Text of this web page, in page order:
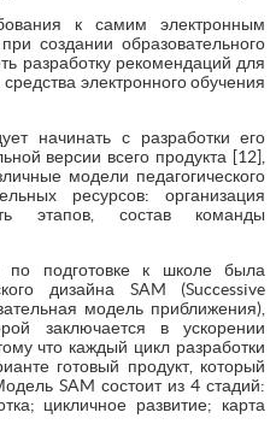
к самим электронным
создании образовательного
разработку рекомендаций для
электронного обучения
начинать с разработки его
версии всего продукта [12],
модели педагогического
ресурсов: организация
этапов, состав команды
по подготовке к школе была
дизайна SAM (Successive
модель приближения),
заключается в ускорении
что каждый цикл разработки
готовый продукт, который
SAM состоит из 4 стадий:
цикличное развитие; карта